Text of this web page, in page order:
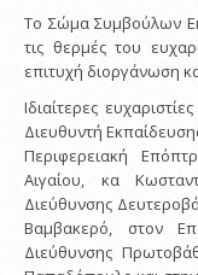
Το Σώμα Συμβούλων
τις θερμές του
επιτυχή διοργάνωση
Ιδιαίτερες
Διευθυντή
Περιφερειακή
Αιγαίου, κα
Διεύθυνσης
Βαμβακερό, στον
Διεύθυνσης